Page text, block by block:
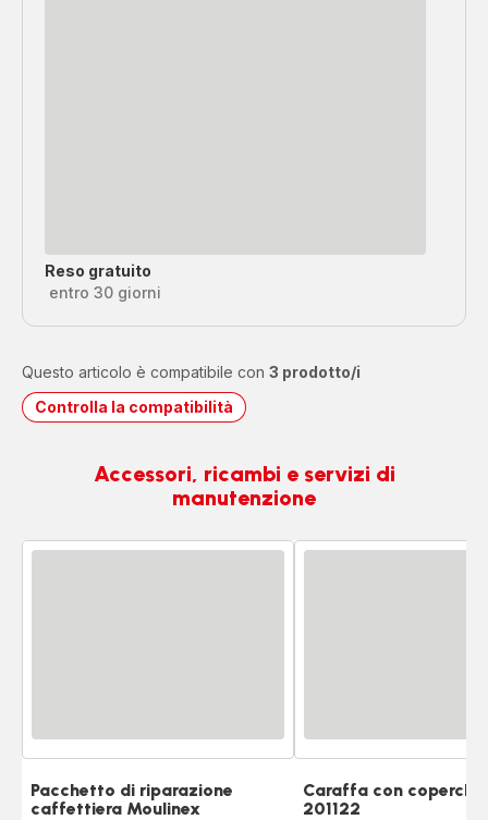
Reso gratuito
entro 30 giorni
Questo articolo è compatibile con 3 prodotto/i
Controlla la compatibilità
Accessori, ricambi e servizi di
manutenzione
Pacchetto di riparazione
caffettiera Moulinex
Caraffa con
201122
Voto